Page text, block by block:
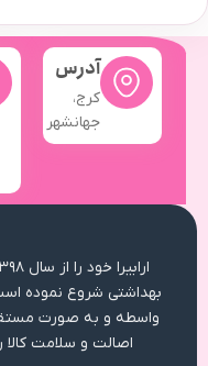
آدرس
کرج،
جهانشهر
بهداشتی شروع نموده
واسطه و به صورت
اصالت و سلامت کالا